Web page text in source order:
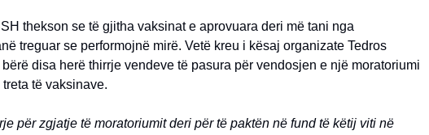
thekson se të gjitha vaksinat e aprovuara deri më tani nga
treguar se performojnë mirë. Vetë kreu i kësaj organizate Tedros
disa herë thirrje vendeve të pasura për vendosjen e një moratoriumi
të vaksinave.
për zgjatje të moratoriumit deri për të paktën në fund të këtij viti në